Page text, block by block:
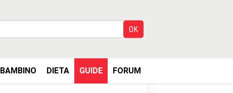
BAMBINO DIETA GUIDE FORUM